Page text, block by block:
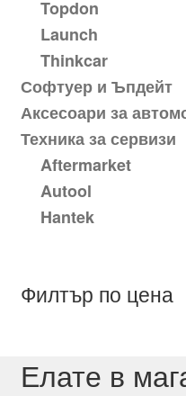
Topdon
Launch
Thinkcar
Софтуер и Ъпдейт
Аксесоари за
Техника за сервизи
Aftermarket
Autool
Hantek
Филтър по цена
Елате в